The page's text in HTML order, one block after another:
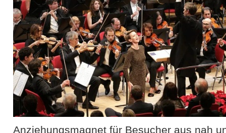
Anziehungsmagnet für Besucher aus nah